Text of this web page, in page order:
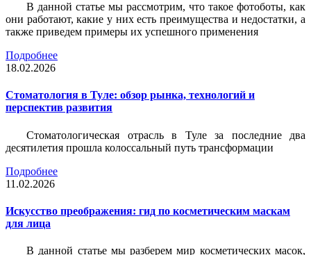
В данной статье мы рассмотрим, что такое фотоботы, как
они работают, какие у них есть преимущества и недостатки, а
также приведем примеры их успешного применения
Подробнее
18.02.2026
Стоматология в Туле: обзор рынка, технологий и
перспектив развития
Стоматологическая отрасль в Туле за последние два
десятилетия прошла колоссальный путь трансформации
Подробнее
11.02.2026
Искусство преображения: гид по косметическим маскам
для лица
В данной статье мы разберем мир косметических масок,